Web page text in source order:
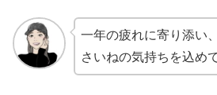
一年の疲れに寄り添い
さいねの気持ちを込め